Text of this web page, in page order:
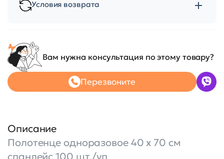
Условия возврата
Вам нужна консультация по этому товару?
Перезвоните
Описание
Полотенце одноразовое 40 х 70 см
спанлейс 100 шт./уп